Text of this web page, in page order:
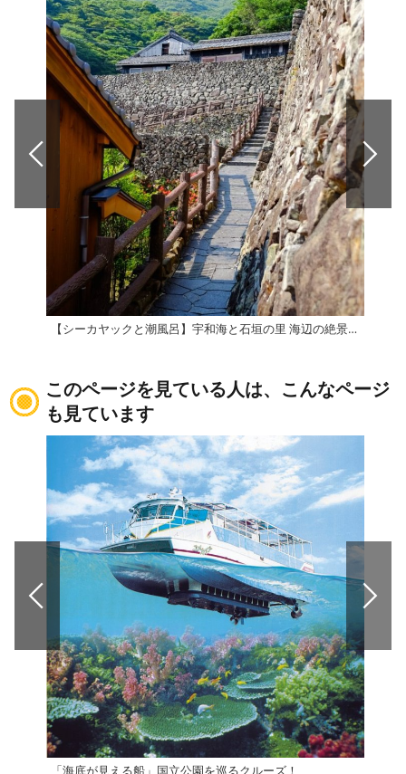
【シーカヤックと潮風呂】宇和海と石垣の里 海辺の絶景満喫の日帰り旅
このページを見ている人は、こんなページ
も見ています
「海底が見える船」国立公園を巡るクルーズ！